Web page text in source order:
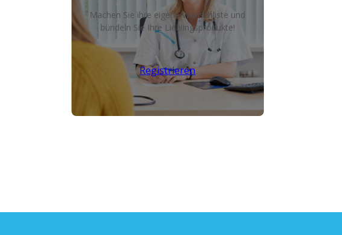
Machen Sie ihre eigene Wunschliste und
bündeln Sie Ihre Lieblingsprodukte!
Registrieren